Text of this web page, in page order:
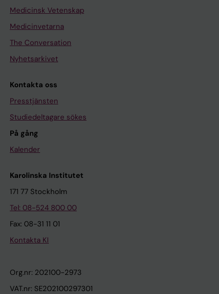
Medicinsk Vetenskap
Medicinvetarna
The Conversation
Nyhetsarkivet
Kontakta oss
Presstjänsten
Studiedeltagare sökes
På gång
Kalender
Karolinska Institutet
171 77 Stockholm
Tel: 08-524 800 00
Fax: 08-31 11 01
Kontakta KI
Org.nr: 202100-2973
VAT.nr: SE202100297301